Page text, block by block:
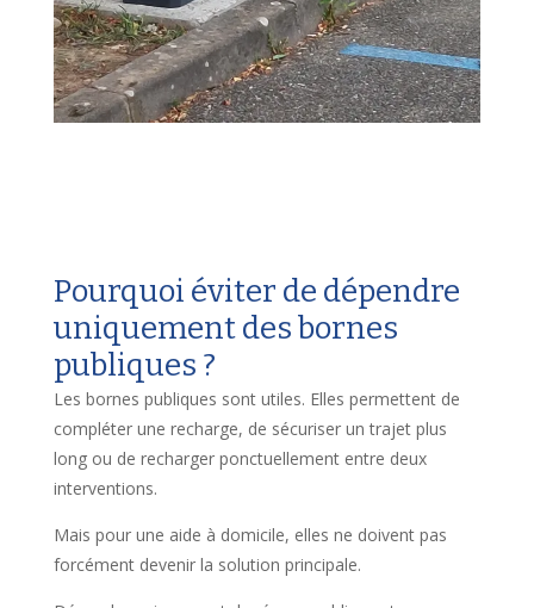
Pourquoi éviter de dépendre
uniquement des bornes
publiques ?
Les bornes publiques sont utiles. Elles permettent de
compléter une recharge, de sécuriser un trajet plus
long ou de recharger ponctuellement entre deux
interventions.
Mais pour une aide à domicile, elles ne doivent pas
forcément devenir la solution principale.